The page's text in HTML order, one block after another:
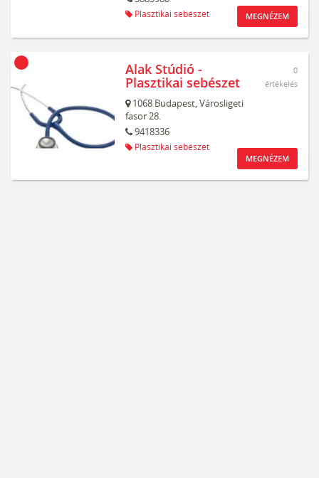
Plasztikai sebészet MEGNÉZEM
Alak Stúdió -
Plasztikai sebészet
1068 Budapest,Városligeti
fasor 28.
9418336
Plasztikai sebészet
0
értékelés
MEGNÉZEM